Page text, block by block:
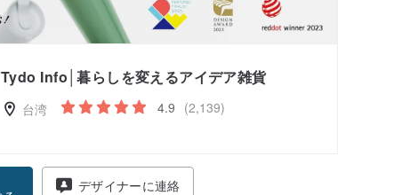
Tydo Info│暮らしを変えるアイデア雑貨
台湾 4.9 (2,139)
デザイナーに連絡